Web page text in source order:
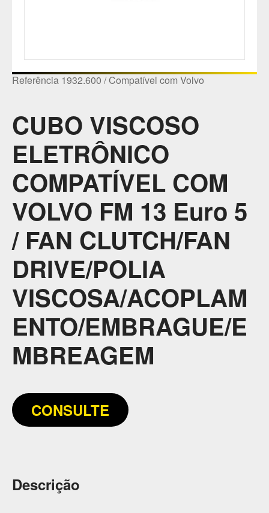
Referência 1932.600 / Compatível com Volvo
CUBO VISCOSO
ELETRÔNICO
COMPATÍVEL COM
VOLVO FM 13 Euro 5
/ FAN CLUTCH/FAN
DRIVE/POLIA
VISCOSA/ACOPLAM
ENTO/EMBRAGUE/E
MBREAGEM
CONSULTE
Descrição